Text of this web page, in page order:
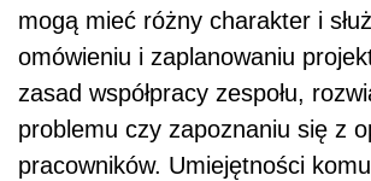
mogą mieć różny charakter i
omówieniu i zaplanowaniu
zasad współpracy zespołu,
problemu czy zapoznaniu się z
pracowników. Umiejętności